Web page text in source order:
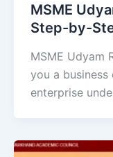
MSME
Step-by-
MSME Udyam
you a
enterprise